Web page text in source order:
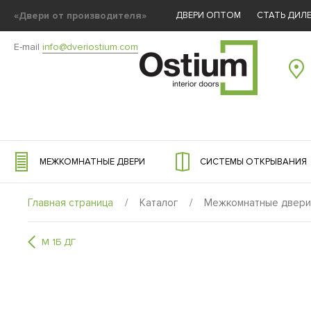
«Двери от производителя» ДВЕРИ ОПТОМ СТАТЬ
E-mail info@dveriostium.com
МЕЖКОМНАТНЫЕ ДВЕРИ СИСТЕМЫ ОТКРЫВАНИЯ
Главная страница / Каталог / Межкомнатные двери
М 1Б ДГ